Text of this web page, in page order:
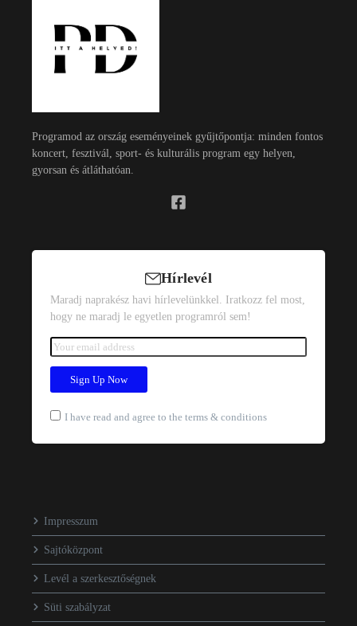
Programod az ország eseményeinek gyűjtőpontja: minden fontos
koncert, fesztivál, sport- és kulturális program egy helyen,
gyorsan és átláthatóan.
Hírlevél
Maradj naprakész havi hírlevelünkkel. Iratkozz fel most,
hogy ne maradj le egyetlen programról sem!
I have read and agree to the terms & conditions
Impresszum
Sajtóközpont
Levél a szerkesztőségnek
Süti szabályzat